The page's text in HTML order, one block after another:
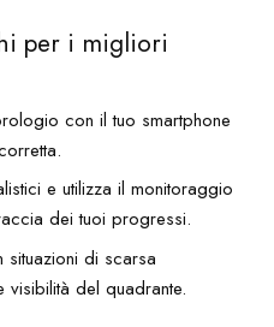
per i migliori
con il tuo smartphone
e utilizza il monitoraggio
dei tuoi progressi.
situazioni di scarsa
visibilità del quadrante.